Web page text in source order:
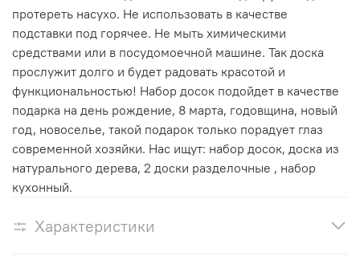
протереть насухо. Не использовать в качестве
подставки под горячее. Не мыть химическими
средствами или в посудомоечной машине. Так доска
прослужит долго и будет радовать красотой и
функциональностью! Набор досок подойдет в качестве
подарка на день рождение, 8 марта, годовщина, новый
год, новоселье, такой подарок только порадует глаз
современной хозяйки. Нас ищут: набор досок, доска из
натурального дерева, 2 доски разделочные , набор
кухонный.
Характеристики